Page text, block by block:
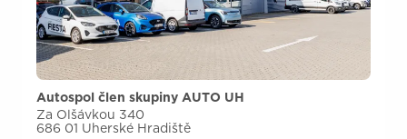
Autospol člen skupiny AUTO UH
Za Olšávkou 340
686 01 Uherské Hradiště